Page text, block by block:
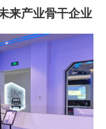
来产业骨干企业